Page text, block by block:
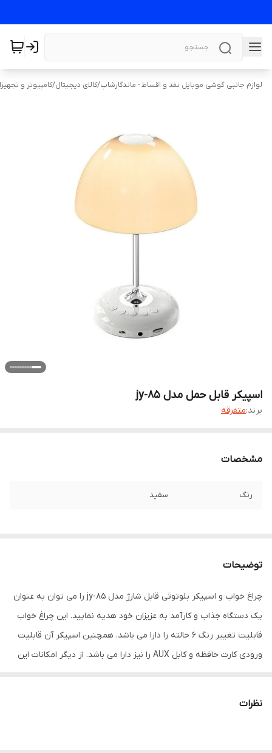
لوازم جانبی گوشی موبایل نقد و اقساط - ماندگارشاپ/کالای دیجیتال/کامپیوتر و
اسپیکر قابل حمل مدل jy-85
برند:متفرقه
مشخصات
رنگ سفید
توضیحات
چراغ خواب و اسپیکر بلوتوثی قابل شارژ مدل jy-85 را می توان به عنوان
یک دستگاه جذاب و کارآمد به عزیزان خود هدیه نمایید. این چراغ خواب
قابلیت تغییر رنگ 6 حالته را دارا می باشد. همچنین اسپیکر آن قابلیت
ورودی کارت حافظه و کابل AUX را نیز دارا می باشد. از دیگر امکانات این
می توان به تماس های ورودی پاسخ داد.
نظرات